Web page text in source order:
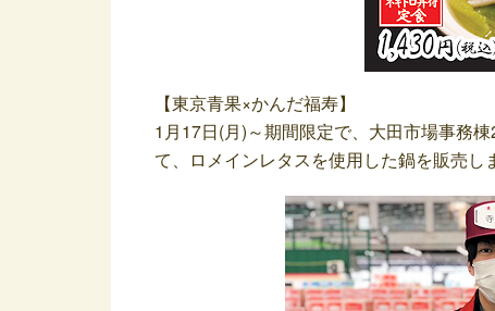
【東京青果×かんだ福寿】
1月17日(月)～期間限定で、大田市場事務
て、ロメインレタスを使用した鍋を販売し